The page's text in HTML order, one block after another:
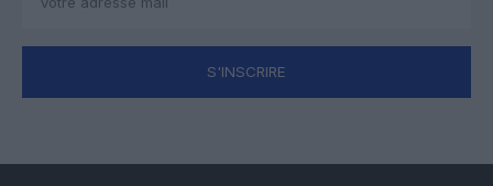
S'INSCRIRE